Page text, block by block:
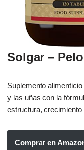
Solgar –
Suplemento
y las uñas con la
estructura, crecimiento
Comprar en